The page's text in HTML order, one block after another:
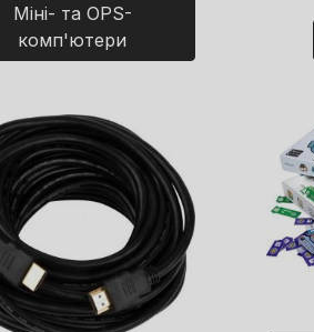
Міні- та OPS-
комп'ютери